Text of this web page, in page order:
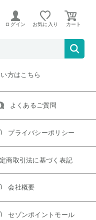
ログイン お気に入り
たはただいま取り扱い
方はこちら
よくあるご質問
プライバシーポリシー
商取引法に基づく表記
会社概要
セゾンポイントモール